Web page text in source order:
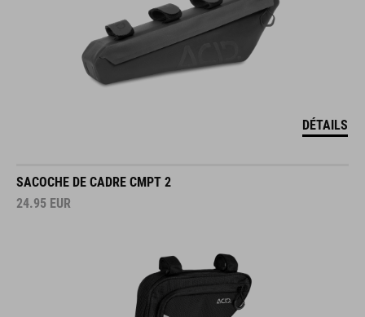
DÉTAILS
SACOCHE DE CADRE CMPT 2
24.95 EUR